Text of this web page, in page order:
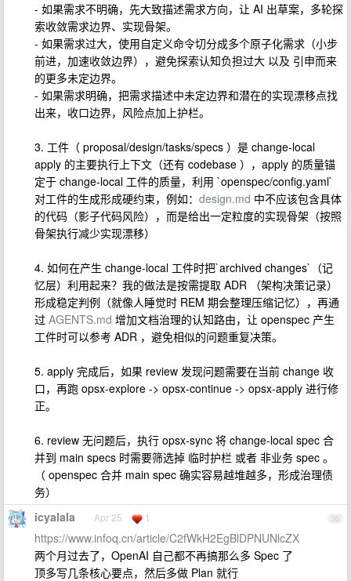
- 如果需求不明确，先大致描述需求方向，让 AI 出草案，多轮探
索收敛需求边界、实现骨架。
- 如果需求过大，使用自定义命令切分成多个原子化需求（小步
前进，加速收敛边界），避免探索认知负担过大 以及 引申而来
的更多未定边界。
- 如果需求明确，把需求描述中未定边界和潜在的实现漂移点找
出来，收口边界，风险点加上护栏。
3. 工件（ proposal/design/tasks/specs ）是 change-local
apply 的主要执行上下文（还有 codebase ），apply 的质量锚
定于 change-local 工件的质量，利用 `openspec/config.yaml`
对工件的生成形成硬约束，例如： design.md 中不应该包含具体
的代码（影子代码风险），而是给出一定粒度的实现骨架（按照
骨架执行减少实现漂移）
4. 如何在产生 change-local 工件时把`archived changes`（记
忆层）利用起来？我的做法是按需提取 ADR （架构决策记录）
形成稳定判例（就像人睡觉时 REM 期会整理压缩记忆），再通
过 AGENTS.md 增加文档治理的认知路由，让 openspec 产生
工件时可以参考 ADR ，避免相似的问题重复决策。
5. apply 完成后，如果 review 发现问题需要在当前 change 收
口，再跑 opsx-explore -> opsx-continue -> opsx-apply 进行修
正。
6. review 无问题后，执行 opsx-sync 将 change-local spec 合
并到 main specs 时需要筛选掉 临时护栏 或者 非业务 spec 。
（ openspec 合并 main spec 确实容易越堆越多，形成治理债
务）
30
icyalala Apr 25 1
https://www.infoq.cn/article/C2fWkH2EgBlDPNUNlcZX
两个月过去了，OpenAI 自己都不再搞那么多 Spec 了
顶多写几条核心要点，然后多做 Plan 就行